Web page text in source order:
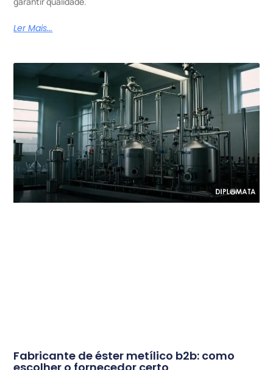
Ler Mais...
Fabricante de éster metílico b2b: como